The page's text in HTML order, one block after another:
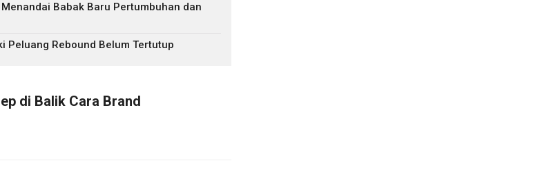
Babak Baru Pertumbuhan dan
Peluang Rebound Belum Tertutup
di Balik Cara Brand